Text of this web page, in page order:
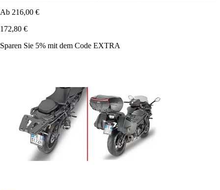
Ab 216,00 €
172,80 €
Sparen Sie 5% mit dem Code EXTRA